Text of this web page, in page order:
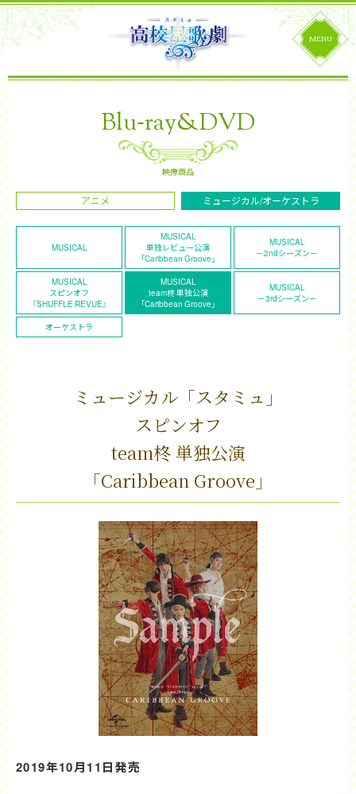
Blu-ray&DVD
映像商品
アニメ ミュージカル/オーケストラ
MUSICAL
MUSICAL
単独レビュー公演
「Caribbean Groove」
MUSICAL
－2ndシーズン－
MUSICAL
スピンオフ
『SHUFFLE REVUE』
MUSICAL
team柊 単独公演
「Caribbean Groove」
MUSICAL
－3rdシーズン－
オーケストラ
ミュージカル「スタミュ」
スピンオフ
team柊 単独公演
「Caribbean Groove」
2019年10月11日発売